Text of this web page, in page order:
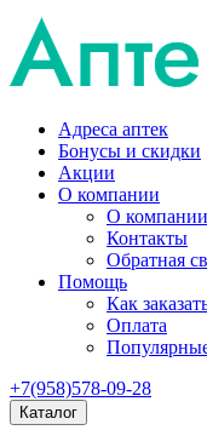
Адреса аптек
Бонусы и скидки
Акции
О компании
О компании
Контакты
Обратная
Помощь
Как
Оплата
+7(958)578-09-28
Каталог